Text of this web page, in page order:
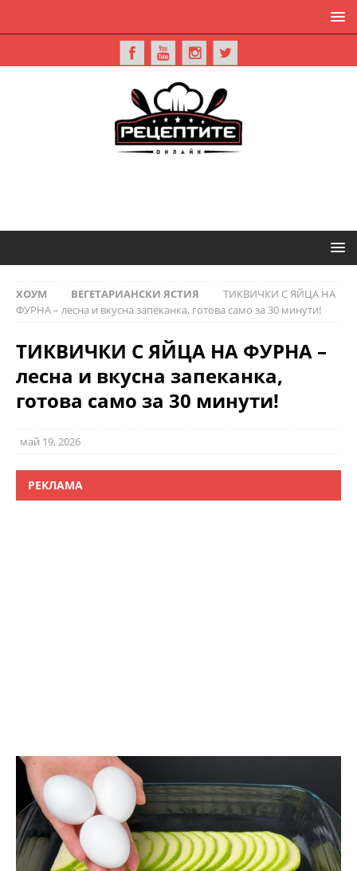
ХОУМ ВЕГЕТАРИАНСКИ ЯСТИЯ
ТИКВИЧКИ С ЯЙЦА НА
ФУРНА – лесна и вкусна запеканка, готова само за 30 минути!
ТИКВИЧКИ С ЯЙЦА НА ФУРНА –
лесна и вкусна запеканка,
готова само за 30 минути!
май 19, 2026
РЕКЛАМА